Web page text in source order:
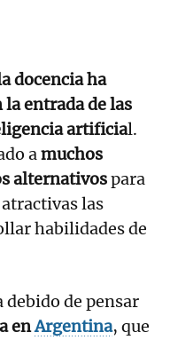
docencia ha
entrada de las
artificial.
amuchos
alternativospara
las
habilidades de
debido de pensar
enArgentina, que